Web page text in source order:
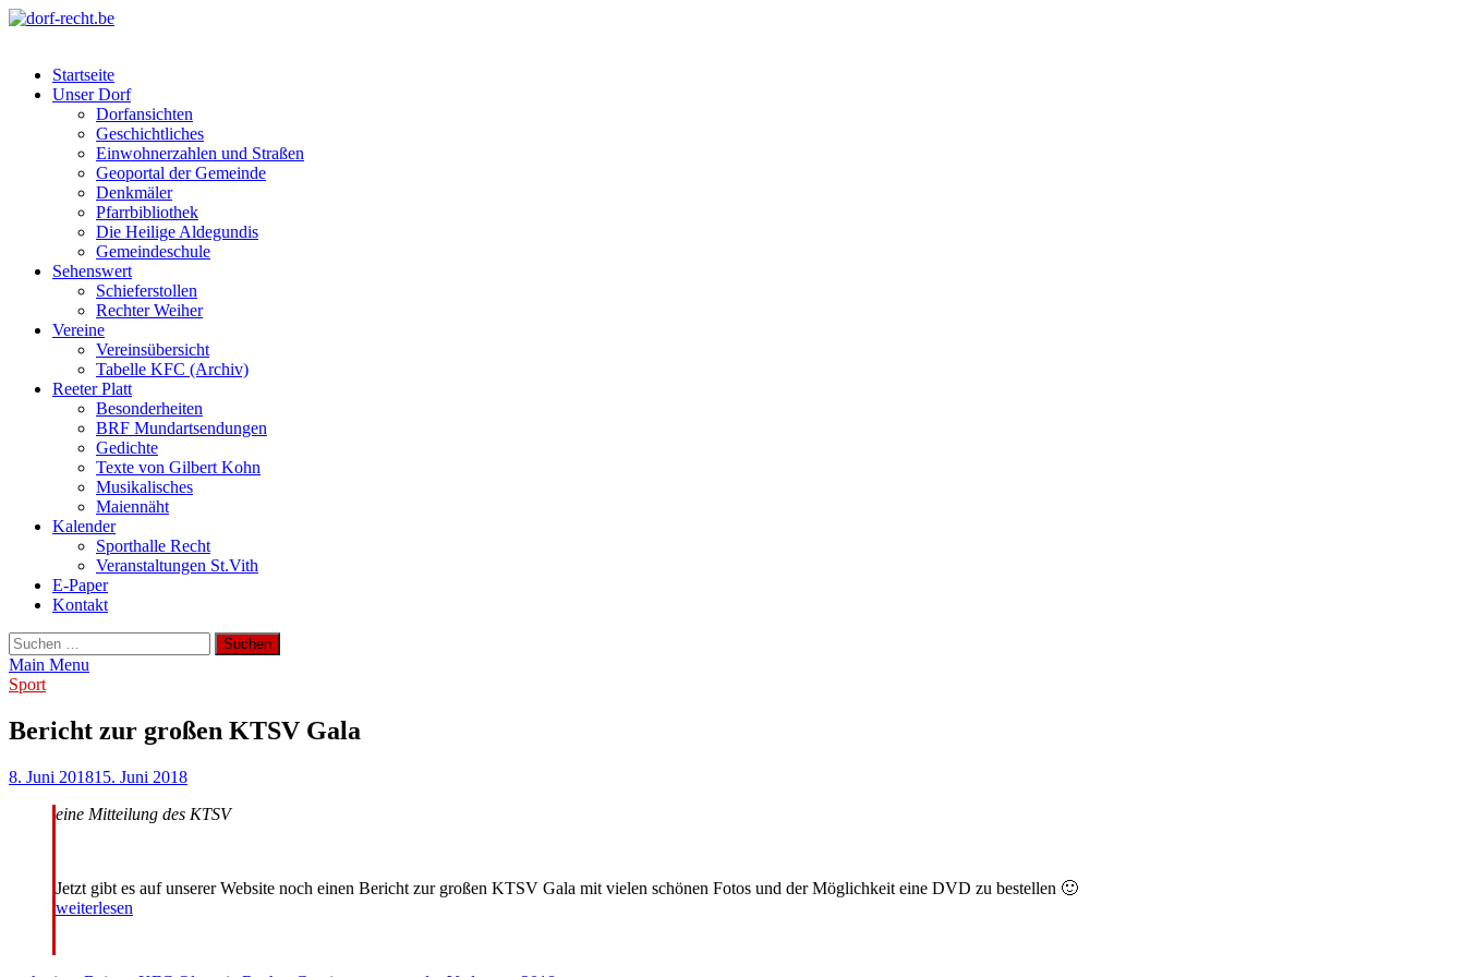
Skip
Startseite
Unser Dorf
Dorfansichten
Geschichtliches
Einwohnerzahlen und Straßen
Geoportal der Gemeinde
Denkmäler
Pfarrbibliothek
Die Heilige Aldegundis
Gemeindeschule
Sehenswert
Schieferstollen
Rechter Weiher
Vereine
Vereinsübersicht
Tabelle KFC (Archiv)
Reeter Platt
Besonderheiten
BRF Mundartsendungen
Gedichte
Texte von Gilbert Kohn
Musikalisches
Maiennäht
Kalender
Sporthalle Recht
Veranstaltungen St.Vith
E-Paper
Kontakt
Suchen
nach:
Main Menu
Sport
Bericht zur großen KTSV Gala
8. Juni 201815. Juni 2018
eine Mitteilung des KTSV
Jetzt gibt es auf unserer Website noch einen Bericht zur großen KTSV Gala mit vielen schönen Fotos und der Möglichkeit eine DVD zu bestellen 🙂
weiterlesen